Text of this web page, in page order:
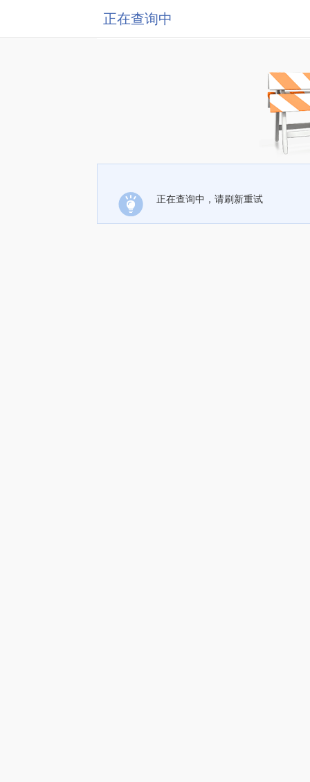
正在查询中
正在查询中，请刷新重试